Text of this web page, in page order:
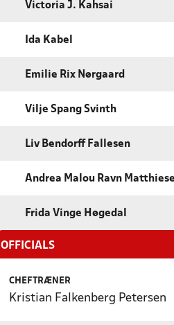
Victoria J. Kahsai
Ida Kabel
Emilie Rix Nørgaard
Vilje Spang Svinth
Liv Bendorff Fallesen
Andrea Malou Ravn
Frida Vinge Høgedal
OFFICIALS
CHEFTRÆNER
Kristian Falkenberg Petersen